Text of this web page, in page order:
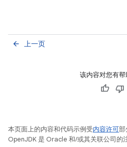
上一页
arrow_back
该内容对您有帮
本页面上的内容和代码示例受内容许可部
OpenJDK 是 Oracle 和/或其关联公司的